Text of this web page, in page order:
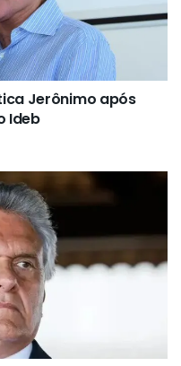
Jerônimo após
Ideb